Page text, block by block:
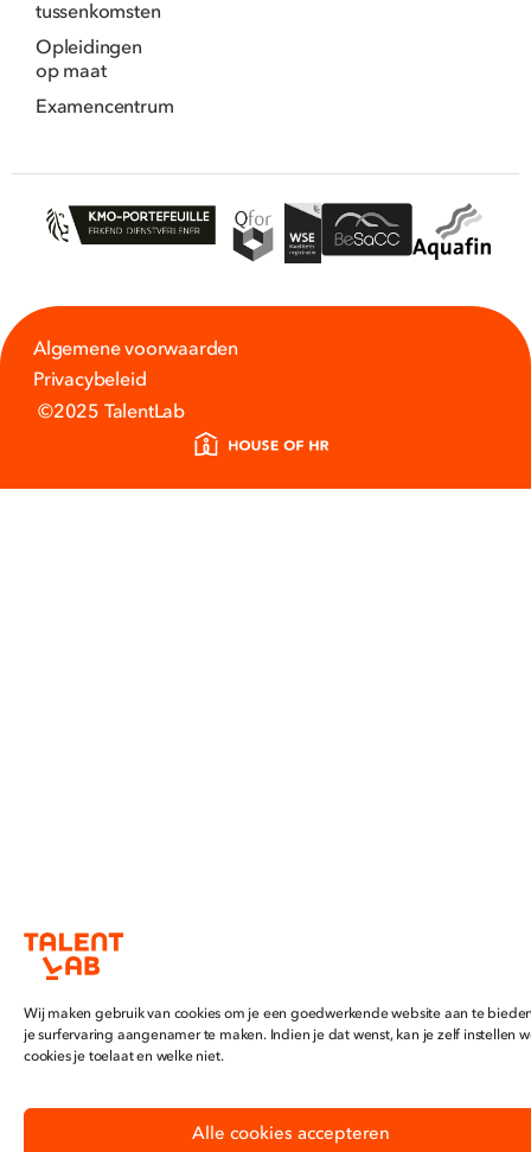
Wij maken gebruik van cookies om je een goedwerkende website aan te
je surfervaring aangenamer te maken. Indien je dat wenst, kan je zelf instellen
cookies je toelaat en welke niet.
Alle cookies accepteren
tussenkomsten
Opleidingen
op maat
Examencentrum
©2025 TalentLab
Algemene voorwaarden
Privacybeleid